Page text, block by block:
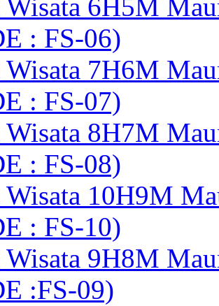
Wisata 6H5M
: FS-06)
Wisata 7H6M
: FS-07)
Wisata 8H7M
: FS-08)
Wisata 10H9M
: FS-10)
Wisata 9H8M
:FS-09)